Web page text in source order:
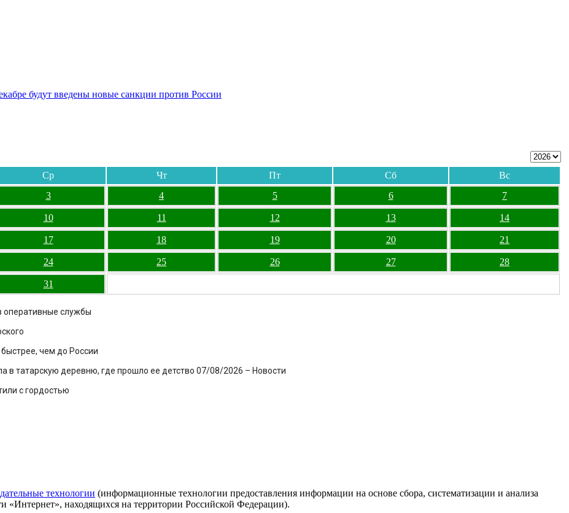
будут введены новые санкции против России
Ср Чт Пт Сб
Вс
3 4 5 6 7
10 11 12 13 14
17 18 19 20 21
24 25 26 27 28
31
оперативные службы
чем до России
татарскую деревню, где прошло ее детство 07/08/2026 – Новости
с гордостью
технологии (информационные технологии предоставления информации на основе сбора, систематизации и анализа
«Интернет», находящихся на территории Российской Федерации).